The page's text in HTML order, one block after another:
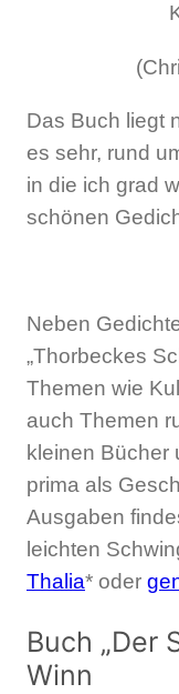
Das Buch liegt
es sehr, rund
in die ich grad
schönen
Neben
„Thorbeckes
Themen wie
auch Themen
kleinen Bücher
prima als
Ausgaben
leichten
Thalia* oder
Buch „Der
Winn